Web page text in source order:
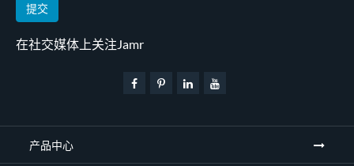
提交
在社交媒体上关注Jamr
产品中心